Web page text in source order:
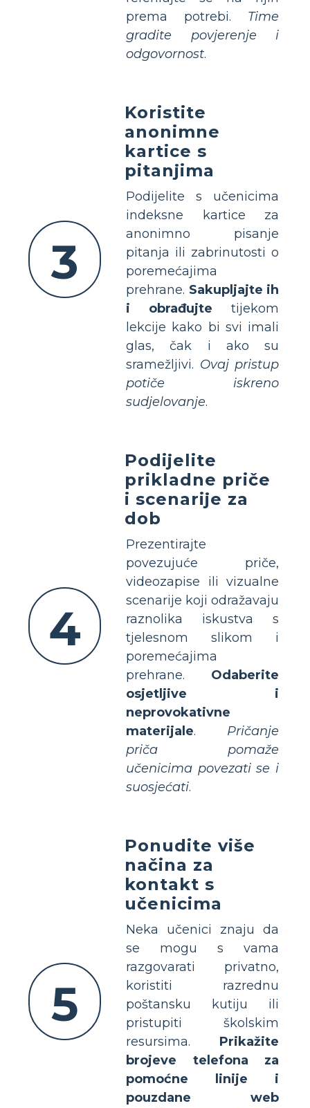
prema potrebi. Time
gradite povjerenje i
odgovornost.
3
Koristite
anonimne
kartice s
pitanjima
Podijelite s učenicima
indeksne kartice za
anonimno pisanje
pitanja ili zabrinutosti o
poremećajima
prehrane. Sakupljajte ih
i obrađujte tijekom
lekcije kako bi svi imali
glas, čak i ako su
sramežljivi. Ovaj pristup
potiče iskreno
sudjelovanje.
4
Podijelite
prikladne priče
i scenarije za
dob
Prezentirajte
povezujuće priče,
videozapise ili vizualne
scenarije koji odražavaju
raznolika iskustva s
tjelesnom slikom i
poremećajima
prehrane. Odaberite
osjetljive i
neprovokativne
materijale. Pričanje
priča pomaže
učenicima povezati se i
suosjećati.
5
Ponudite više
načina za
kontakt s
učenicima
Neka učenici znaju da
se mogu s vama
razgovarati privatno,
koristiti razrednu
poštansku kutiju ili
pristupiti školskim
resursima. Prikažite
brojeve telefona za
pomoćne linije i
pouzdane web